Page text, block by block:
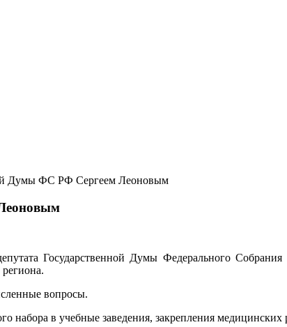
Думы ФС РФ Сергеем Леоновым
Государственной Думы Федерального
вопросы.
набора в учебные заведения, закрепления медицинских